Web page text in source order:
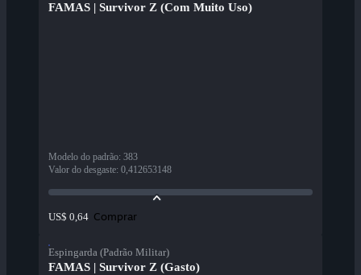
FAMAS | Survivor Z (Com Muito Uso)
Modelo do padrão: 383
Valor do desgaste: 0,412653148
US$ 0,64 Comprar
Espingarda (Padrão Militar)
FAMAS | Survivor Z (Gasto)